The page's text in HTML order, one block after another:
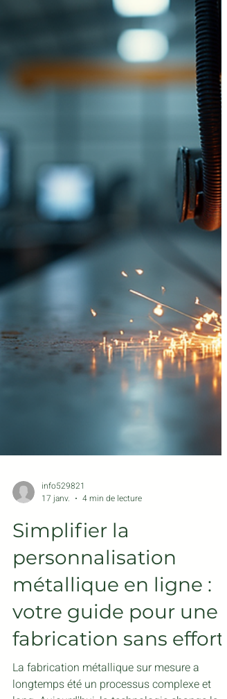
instantanément à ces services, en plus de la
découpe laser, du jet d'eau 5 axes, du
fraisage CNC et du pliage de précision des
métaux par CNC. Pourquoi la finition des
métaux est plus importante que jam
info529821
17 janv.
4 min de lecture
Simplifier la
personnalisation